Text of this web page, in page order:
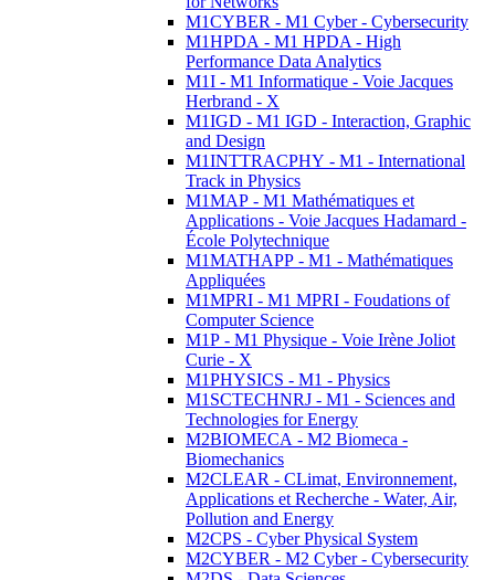
M1CYBER - M1 Cyber - Cybersecurity
M1HPDA - M1 HPDA - High
Performance Data Analytics
M1I - M1 Informatique - Voie Jacques
Herbrand - X
M1IGD - M1 IGD - Interaction, Graphic
and Design
M1INTTRACPHY - M1 - International
Track in Physics
M1MAP - M1 Mathématiques et
Applications - Voie Jacques Hadamard -
École Polytechnique
M1MATHAPP - M1 - Mathématiques
Appliquées
M1MPRI - M1 MPRI - Foudations of
Computer Science
M1P - M1 Physique - Voie Irène Joliot
Curie - X
M1PHYSICS - M1 - Physics
M1SCTECHNRJ - M1 - Sciences and
Technologies for Energy
M2BIOMECA - M2 Biomeca -
Biomechanics
M2CLEAR - CLimat, Environnement,
Applications et Recherche - Water, Air,
Pollution and Energy
M2CPS - Cyber Physical System
M2CYBER - M2 Cyber - Cybersecurity